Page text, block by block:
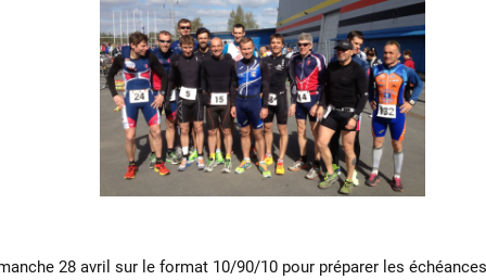
28 avril sur le format 10/90/10 pour préparer les